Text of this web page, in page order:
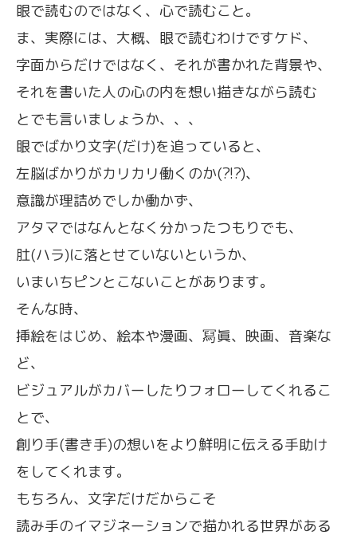
眼で読むのではなく、心で読むこと。
ま、実際には、大概、眼で読むわけですケド、
字面からだけではなく、それが書かれた背景や、
それを書いた人の心の内を想い描きながら読む
とでも言いましょうか、、、
眼でばかり文字(だけ)を追っていると、
左脳ばかりがカリカリ働くのか(?!?)、
意識が理詰めでしか働かず、
アタマではなんとなく分かったつもりでも、
肚(ハラ)に落とせていないというか、
いまいちピンとこないことがあります。
そんな時、
挿絵をはじめ、絵本や漫画、冩眞、映画、音楽な
ど、
ビジュアルがカバーしたりフォローしてくれるこ
とで、
創り手(書き手)の想いをより鮮明に伝える手助け
をしてくれます。
もちろん、文字だけだからこそ
読み手のイマジネーションで描かれる世界がある